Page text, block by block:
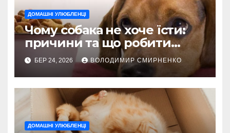
ДОМАШНІ УЛЮБЛЕНЦІ
Чому собака не хоче їсти:
причини та що робити
негайно
БЕР 24, 2026 ВОЛОДИМИР СМИРНЕНКО
ДОМАШНІ УЛЮБЛЕНЦІ